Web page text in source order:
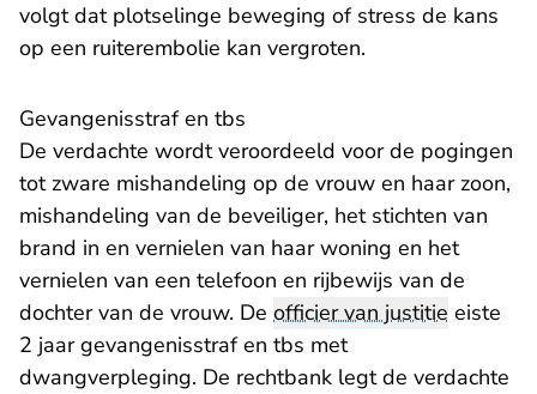
volgt dat plotselinge beweging of stress de kans
op een ruiterembolie kan vergroten.
Gevangenisstraf en tbs
De verdachte wordt veroordeeld voor de pogingen
tot zware mishandeling op de vrouw en haar zoon,
mishandeling van de beveiliger, het stichten van
brand in en vernielen van haar woning en het
vernielen van een telefoon en rijbewijs van de
dochter van de vrouw. De officier van justitie eiste
2 jaar gevangenisstraf en tbs met
dwangverpleging. De rechtbank legt de verdachte